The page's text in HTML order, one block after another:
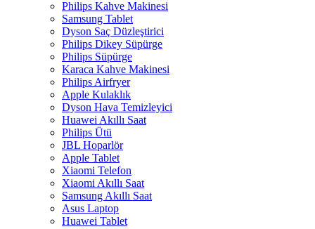
Philips Kahve Makinesi
Samsung Tablet
Dyson Saç Düzleştirici
Philips Dikey Süpürge
Philips Süpürge
Karaca Kahve Makinesi
Philips Airfryer
Apple Kulaklık
Dyson Hava Temizleyici
Huawei Akıllı Saat
Philips Ütü
JBL Hoparlör
Apple Tablet
Xiaomi Telefon
Xiaomi Akıllı Saat
Samsung Akıllı Saat
Asus Laptop
Huawei Tablet